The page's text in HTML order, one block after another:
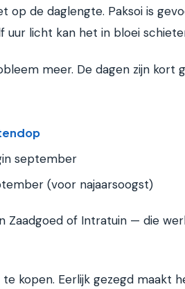
op de daglengte. Paksoi is
uur licht kan het in bloei
meer. De dagen zijn kort
september
(voor najaarsoogst)
Zaadgoed of Intratuin — die
kopen. Eerlijk gezegd maakt